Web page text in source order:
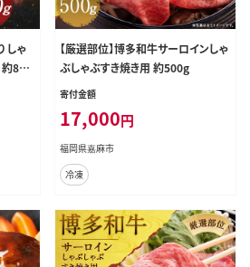
しゃ
800
【厳選部位】博多和牛サーロインしゃ
ぶしゃぶすき焼き用 約500g
寄付金額
17,000円
福岡県嘉麻市
冷凍